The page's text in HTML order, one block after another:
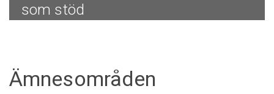
som stöd
Ämnesområden